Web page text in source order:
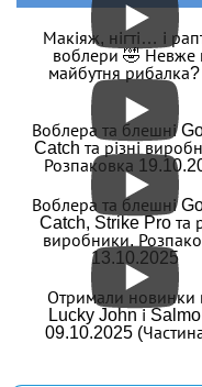
#FK-10006R-3
24 грн
Гачок
Макіяж, нігті… і
воблери 🤣 Невже
майбутня
Воблера та блешні
Catch та різні
Розпаковка
Воблера та блешні
Catch, Strike Pro та
виробники.
13.10.2025
Отримали новинки
Lucky John і
09.10.2025